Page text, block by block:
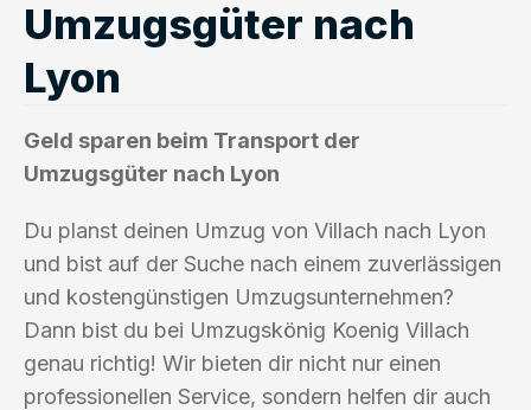
Umzugsgüter nach
Lyon
Geld sparen beim Transport der
Umzugsgüter nach Lyon
Du planst deinen Umzug von Villach nach Lyon
und bist auf der Suche nach einem zuverlässigen
und kostengünstigen Umzugsunternehmen?
Dann bist du bei Umzugskönig Koenig Villach
genau richtig! Wir bieten dir nicht nur einen
professionellen Service, sondern helfen dir auch